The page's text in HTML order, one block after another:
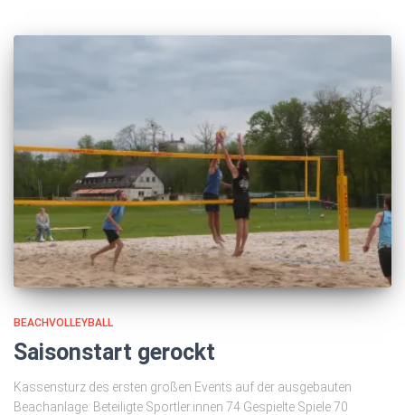
BEACHVOLLEYBALL
Saisonstart gerockt
Kassensturz des ersten großen Events auf der ausgebauten
Beachanlage: Beteiligte Sportler.innen 74 Gespielte Spiele 70